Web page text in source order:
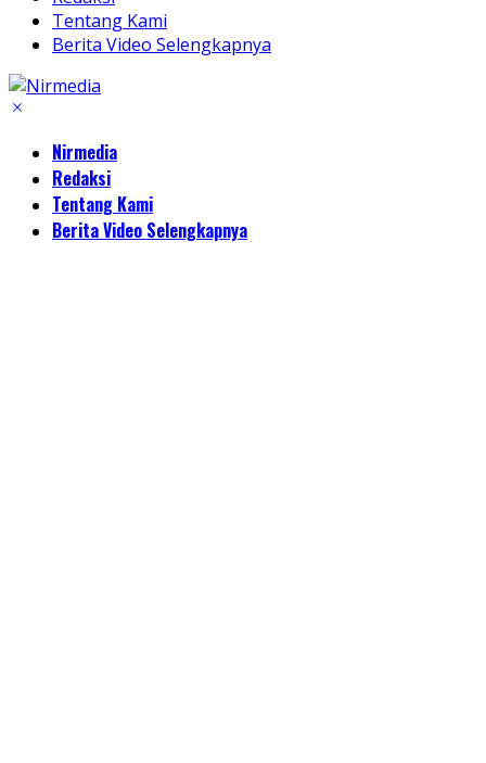
Tentang Kami
Berita Video Selengkapnya
Nirmedia
Redaksi
Tentang Kami
Berita Video Selengkapnya